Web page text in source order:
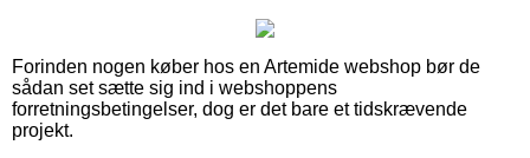
Forinden nogen køber hos en Artemide webshop bør de
sådan set sætte sig ind i webshoppens
forretningsbetingelser, dog er det bare et tidskrævende
projekt.